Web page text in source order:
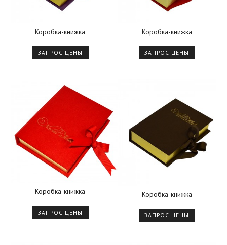
Коробка-книжка
ЗАПРОС ЦЕНЫ
Коробка-книжка
ЗАПРОС ЦЕНЫ
Коробка-книжка
ЗАПРОС ЦЕНЫ
Коробка-книжка
ЗАПРОС ЦЕНЫ